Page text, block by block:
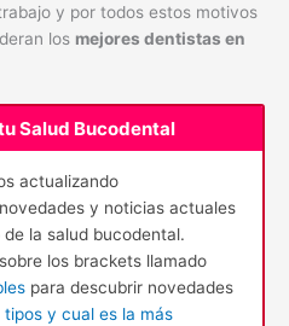
y por todos estos motivos
los mejores dentistas en
Salud Bucodental
actualizando
y noticias actuales
la salud bucodental.
los brackets llamado
para descubrir novedades
y cual es la más